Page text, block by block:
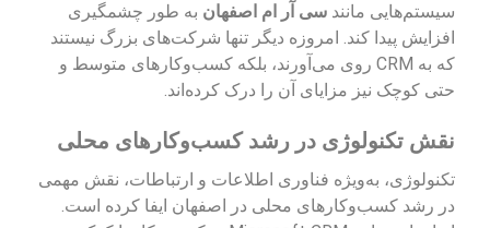
سیستم‌هایی مانندسی آر ام اصفهان به طور چشمگیری
افزایش پیدا کند. امروزه دیگر تنها شرکت‌های بزرگ نیستند
که به CRM روی می‌آورند، بلکه کسب‌وکارهای متوسط و
حتی کوچک نیز مزایای آن را درک کرده‌اند.
نقش تکنولوژی در رشد کسب‌وکارهای محلی
تکنولوژی، به‌ویژه فناوری اطلاعات و ارتباطات، نقش مهمی
در رشد کسب‌وکارهای محلی در اصفهان ایفا کرده است.